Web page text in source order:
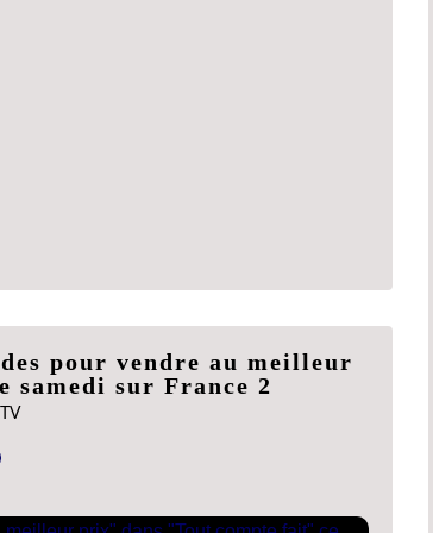
pour vendre au meilleur
sur France 2